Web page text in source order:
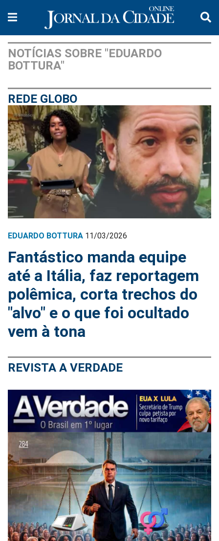
NOTÍCIAS SOBRE "EDUARDO
BOTTURA"
REDE GLOBO
EDUARDO BOTTURA 11/03/2026
Fantástico manda equipe
até a Itália, faz reportagem
polêmica, corta trechos do
"alvo" e o que foi ocultado
vem à tona
REVISTA A VERDADE